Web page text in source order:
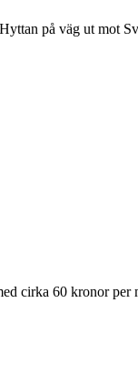
på väg ut mot
cirka 60 kronor